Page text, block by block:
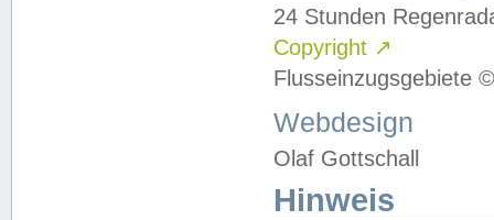
24 Stunden
Copyright ↗
Flusseinzugsgebiete
Webdesign
Olaf Gottschall
Hinweis